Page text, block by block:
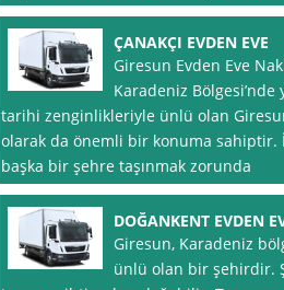
ÇANAKÇI EVDEN EVE
Giresun Evden Eve
Karadeniz
tarihi zenginlikleriyle ünlü olan
olarak da önemli bir konuma sahiptir.
başka bir şehre taşınmak zorunda
DOĞANKENT EVDEN
Giresun, Karadeniz
ünlü olan bir şehirdir.